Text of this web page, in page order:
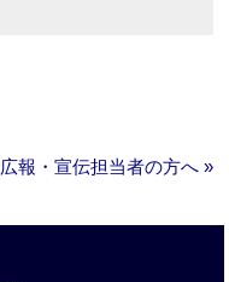
広報・宣伝担当者の方へ »